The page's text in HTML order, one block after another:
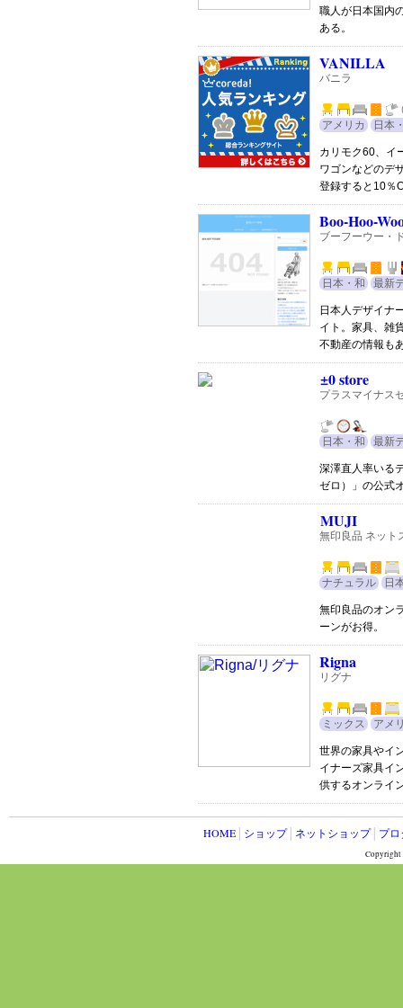
職人が日本国内
ある。
VANILLA
バニラ
アメリカ 日本
カリモク60、イ
ワゴンなどのデ
登録すると10％
Boo-Hoo-
ブーフーウー・
日本・和 最新
日本人デザイナ
イト。家具、雑
不動産の情報も
±0 store
プラスマイナス
日本・和 最新
深澤直人率いる
ゼロ）」の公式
MUJI
無印良品 ネット
ナチュラル 日
無印良品のオン
ーンがお得。
Rigna
リグナ
ミックス アメ
世界の家具やイ
イナーズ家具イ
供するオンライ
HOME ショップ│ ネットショップ│ プ
Copyright